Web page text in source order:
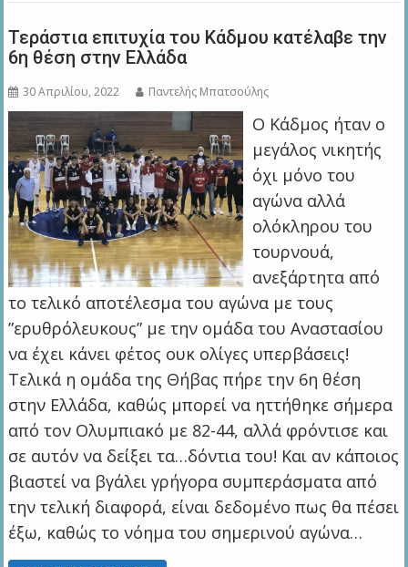
Τεράστια επιτυχία του Κάδμου κατέλαβε την
6η θέση στην Ελλάδα
30 Απριλίου, 2022 Παντελής Μπατσούλης
Ο Κάδμος ήταν ο
μεγάλος νικητής
όχι μόνο του
αγώνα αλλά
ολόκληρου του
τουρνουά,
ανεξάρτητα από
το τελικό αποτέλεσμα του αγώνα με τους
”ερυθρόλευκους” με την ομάδα του Αναστασίου
να έχει κάνει φέτος ουκ ολίγες υπερβάσεις!
Τελικά η ομάδα της Θήβας πήρε την 6η θέση
στην Ελλάδα, καθώς μπορεί να ηττήθηκε σήμερα
από τον Ολυμπιακό με 82-44, αλλά φρόντισε και
σε αυτόν να δείξει τα…δόντια του! Και αν κάποιος
βιαστεί να βγάλει γρήγορα συμπεράσματα από
την τελική διαφορά, είναι δεδομένο πως θα πέσει
έξω, καθώς το νόημα του σημερινού αγώνα…